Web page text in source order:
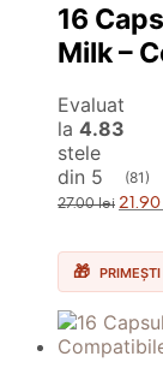
16
Milk –
Evaluat
la 4.83
stele
din 5
(81)
27.00lei Prețul
inițial
fost:
27.00
21.90